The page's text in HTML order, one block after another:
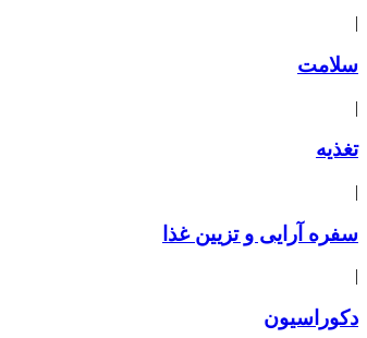
|
سلامت
|
تغذیه
|
سفره آرایی و تزیین غذا
|
دکوراسیون